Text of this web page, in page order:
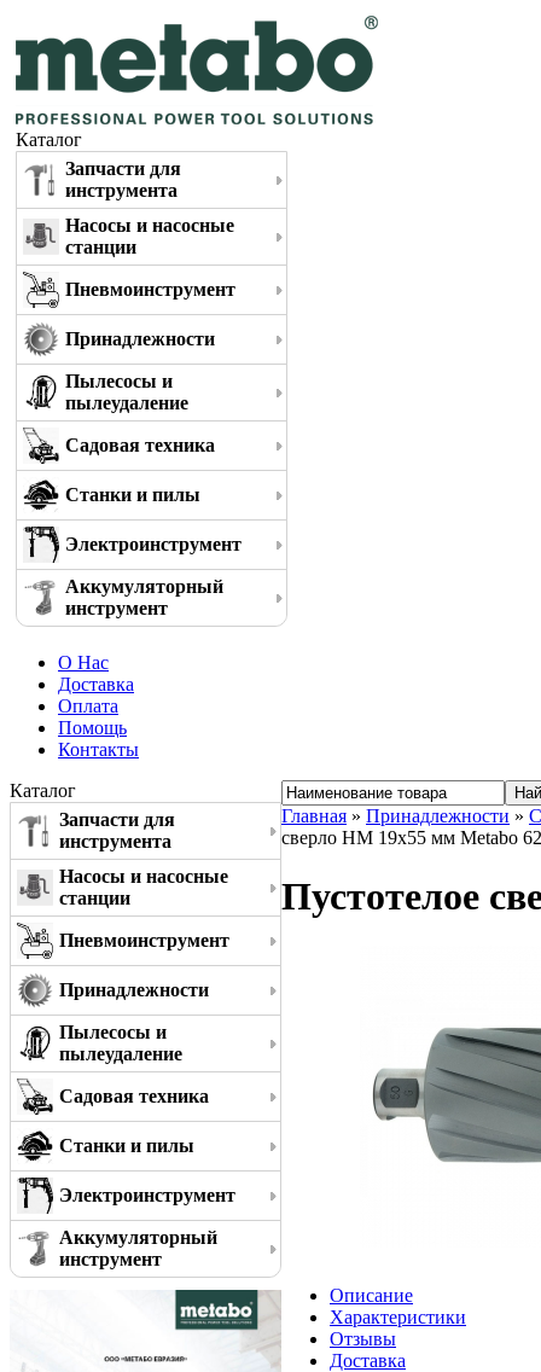
Каталог
Запчасти для
инструмента
Насосы и насосные
станции
Пневмоинструмент
Принадлежности
Пылесосы и
пылеудаление
Садовая техника
Станки и пилы
Электроинструмент
Аккумуляторный
инструмент
О Нас
Доставка
Оплата
Помощь
Контакты
Каталог
Запчасти для
инструмента
Насосы и насосные
станции
Пневмоинструмент
Принадлежности
Пылесосы и
пылеудаление
Садовая техника
Станки и пилы
Электроинструмент
Аккумуляторный
инструмент
Главная » Принадлежности »
сверло HM 19x55 мм Metabo
Пустотелое
Описание
Характеристики
Отзывы
Доставка